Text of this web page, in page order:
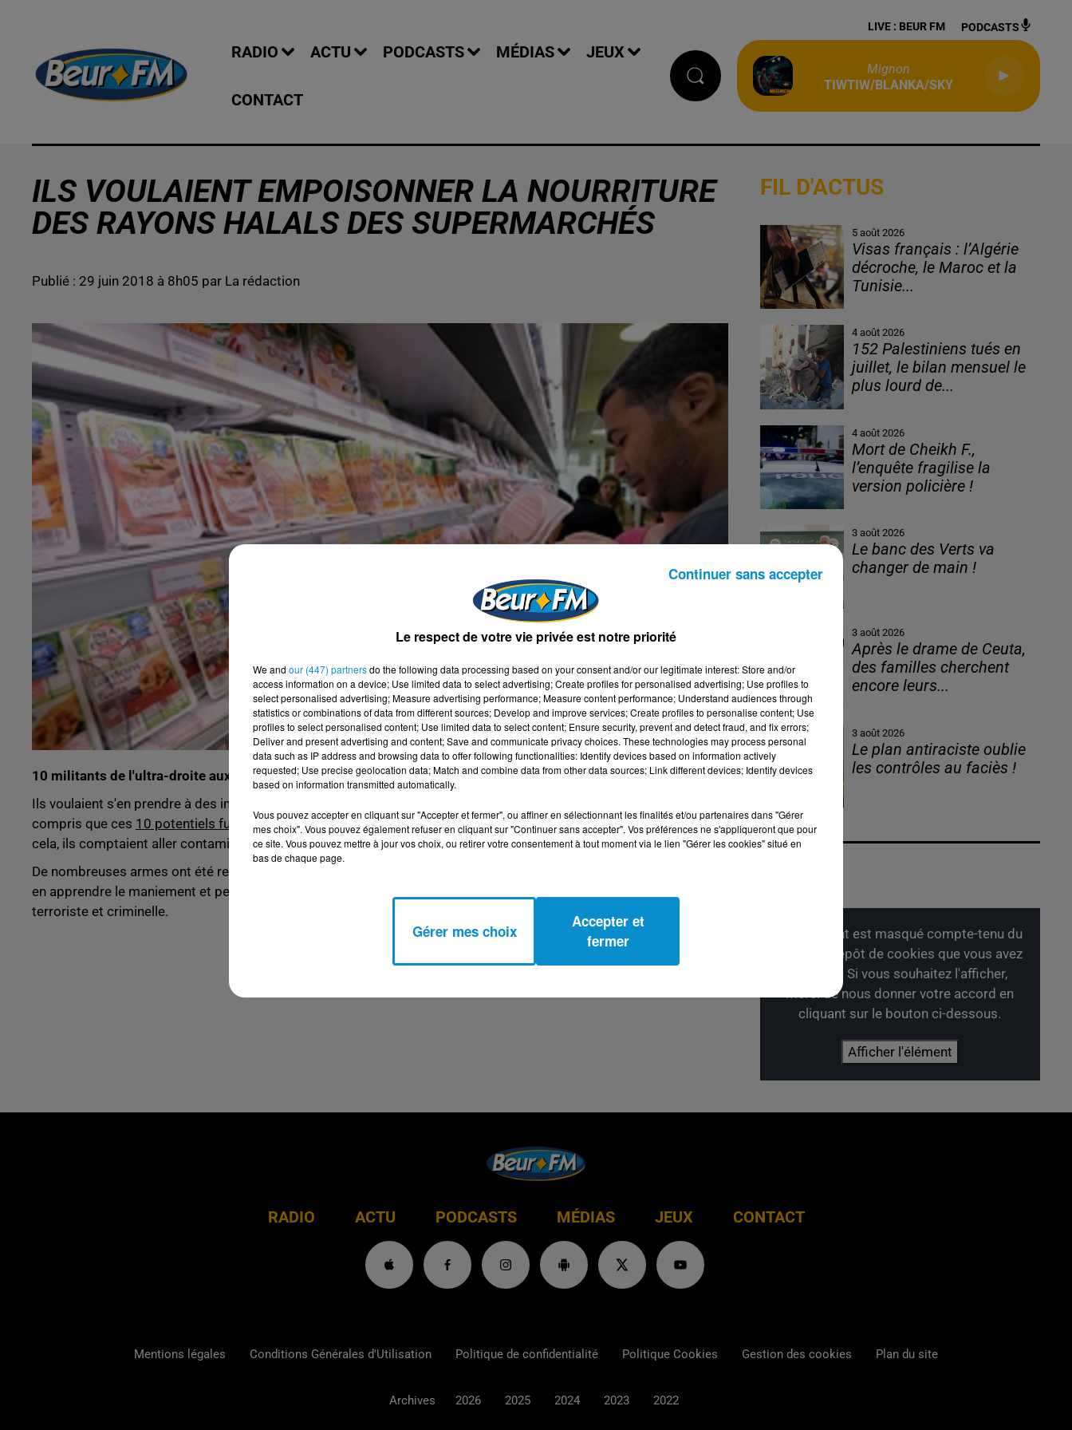
RADIO ACTU PODCASTS MÉDIAS JEUX
CONTACT
LIVE : BEUR FM PODCASTS
Mignon
TIWTIW/BLANKA/SKY
ILS VOULAIENT EMPOISONNER LA NOURRITURE
DES RAYONS HALALS DES SUPERMARCHÉS
Publié : 29 juin 2018 à 8h05 par La rédaction
10 militants de l'ultra-droite aux plans bien élaborés...
Ils voulaient s'en prendre à des imams, des femmes voilées, des mosquées mais pas que... Les enquêteurs ont
compris que ces 10 potentiels futurs terroristes, voulaient empoisonner un maximum de citoyens musulmans. Pour
cela, ils comptaient aller contaminer la nourriture des rayons halal des supermarchés.
De nombreuses armes ont été retrouvées au domicile de certains d'entre eux. Récemment, ils s'étaient réunis pour
en apprendre le maniement et peaufiner leur plan. Ils ont été mis en examen pour association de malfaiteurs
terroriste et criminelle.
FIL D'ACTUS
5 août 2026
Visas français : l’Algérie
décroche, le Maroc et la
Tunisie...
4 août 2026
152 Palestiniens tués en
juillet, le bilan mensuel le
plus lourd de...
4 août 2026
Mort de Cheikh F.,
l’enquête fragilise la
version policière !
3 août 2026
Le banc des Verts va
changer de main !
3 août 2026
Après le drame de Ceuta,
des familles cherchent
encore leurs...
3 août 2026
Le plan antiraciste oublie
les contrôles au faciès !
Cet élément est masqué compte-tenu du
refus du dépôt de cookies que vous avez
exprimé. Si vous souhaitez l'afficher,
merci de nous donner votre accord en
cliquant sur le bouton ci-dessous.
Afficher l'élément
RADIO ACTU PODCASTS MÉDIAS JEUX CONTACT
Mentions légales Conditions Générales d'Utilisation Politique de confidentialité Politique Cookies Gestion des cookies Plan du site
Archives 2026 2025 2024 2023 2022
Le respect de votre vie privée est notre priorité
We and our (447) partnersdo the following data processing based on your consent and/or our legitimate interest: Store and/or
access information on a device; Use limited data to select advertising; Create profiles for personalised advertising; Use profiles to
select personalised advertising; Measure advertising performance; Measure content performance; Understand audiences through
statistics or combinations of data from different sources; Develop and improve services; Create profiles to personalise content; Use
profiles to select personalised content; Use limited data to select content; Ensure security, prevent and detect fraud, and fix errors;
Deliver and present advertising and content; Save and communicate privacy choices. These technologies may process personal
data such as IP address and browsing data to offer following functionalities: Identify devices based on information actively
requested; Use precise geolocation data; Match and combine data from other data sources; Link different devices; Identify devices
based on information transmitted automatically.
Vous pouvez accepter en cliquant sur "Accepter et fermer", ou affiner en sélectionnant les finalités et/ou partenaires dans "Gérer
mes choix". Vous pouvez également refuser en cliquant sur "Continuer sans accepter". Vos préférences ne s'appliqueront que pour
ce site. Vous pouvez mettre à jour vos choix, ou retirer votre consentement à tout moment via le lien "Gérer les cookies" situé en
bas de chaque page.
Gérer mes choix
Accepter et
fermer
Continuer sans accepter